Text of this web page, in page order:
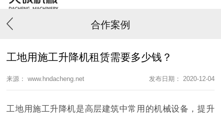
合作案例
工地用施工升降机租赁需要多少钱？
来源： www.hndacheng.net 发布日期： 2020-12-04
工地用施工升降机是高层建筑中常用的机械设备，提升